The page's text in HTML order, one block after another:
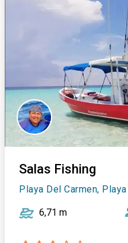
Salas Fishing
Playa Del Carmen,
6,71 m